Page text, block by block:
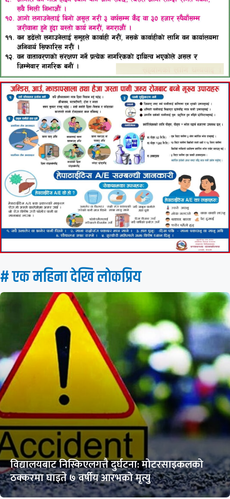
# एक महिना देखि लाेकप्रिय
विद्यालयबाट निस्किएलगत्तै दुर्घटना: मोटरसाइकलको
ठक्करमा घाइते ७ वर्षीय आरभको मृत्यु